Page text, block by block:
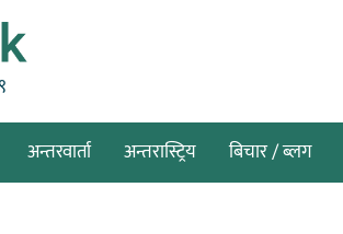
अन्तरवार्ता अन्तरास्ट्रिय बिचार / ब्लग